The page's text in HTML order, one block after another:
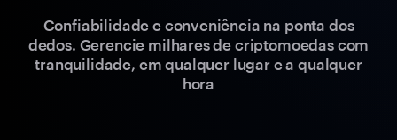
Confiabilidade e conveniência na ponta dos
dedos. Gerencie milhares de criptomoedas com
tranquilidade, em qualquer lugar e a qualquer
hora